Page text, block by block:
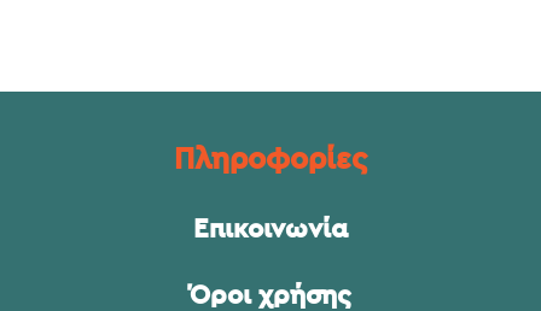
Πληροφορίες
Επικοινωνία
Όροι χρήσης